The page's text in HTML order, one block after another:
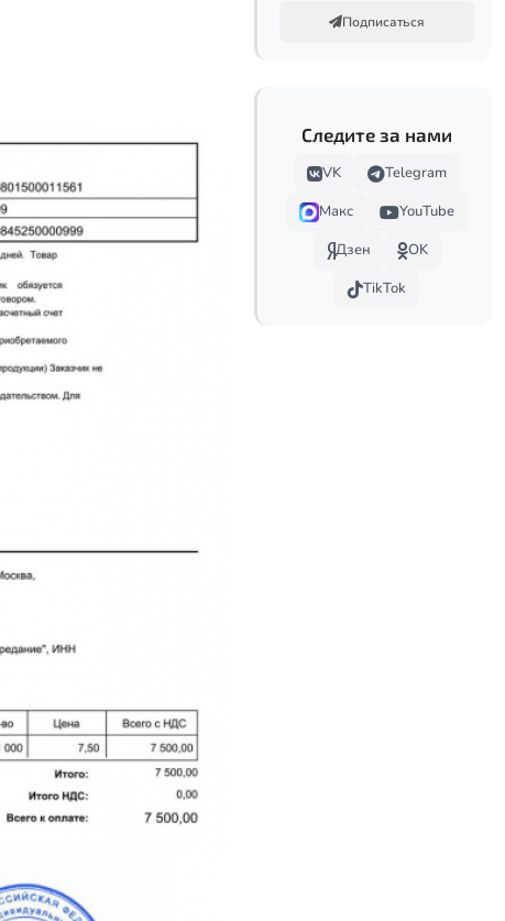
Подписаться
Следите за нами
VK
Telegram
Макс
YouTube
Дзен
OK
TikTok